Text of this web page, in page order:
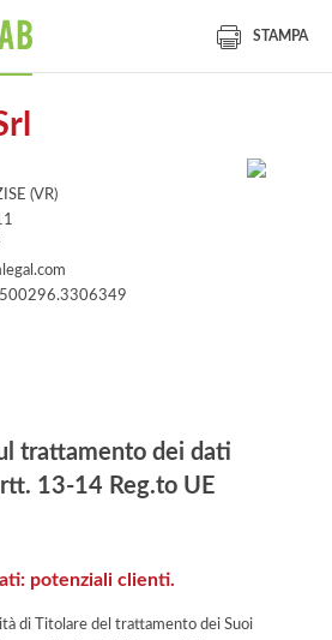
STAMPA
(VR)
trattamento dei dati
13-14 Reg.to UE
potenziali clienti.
di Titolare del trattamento dei Suoi